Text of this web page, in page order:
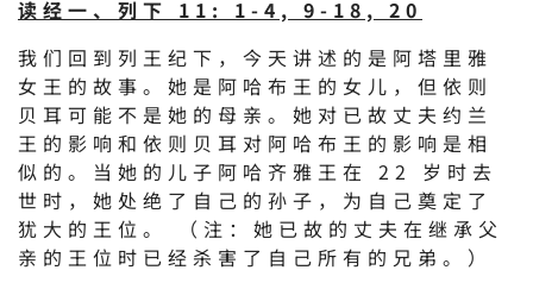
读经一、列下 11: 1-4, 9-18, 20
我们回到列王纪下，今天讲述的是阿塔里雅
女王的故事。她是阿哈布王的女儿，但依则
贝耳可能不是她的母亲。她对已故丈夫约兰
王的影响和依则贝耳对阿哈布王的影响是相
似的。当她的儿子阿哈齐雅王在 22 岁时去
世时，她处绝了自己的孙子，为自己奠定了
犹大的王位。 （注：她已故的丈夫在继承父
亲的王位时已经杀害了自己所有的兄弟。）